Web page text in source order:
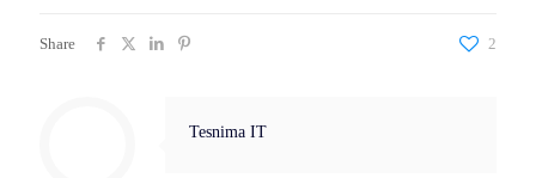
Share 2
Tesnima IT